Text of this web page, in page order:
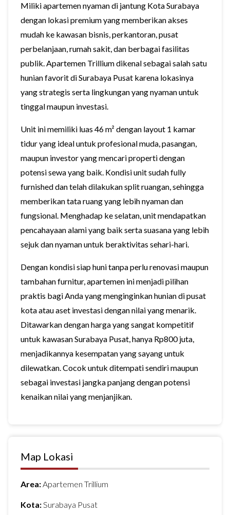
Miliki apartemen nyaman di jantung Kota Surabaya
dengan lokasi premium yang memberikan akses
mudah ke kawasan bisnis, perkantoran, pusat
perbelanjaan, rumah sakit, dan berbagai fasilitas
publik. Apartemen Trillium dikenal sebagai salah satu
hunian favorit di Surabaya Pusat karena lokasinya
yang strategis serta lingkungan yang nyaman untuk
tinggal maupun investasi.
Unit ini memiliki luas 46 m² dengan layout 1 kamar
tidur yang ideal untuk profesional muda, pasangan,
maupun investor yang mencari properti dengan
potensi sewa yang baik. Kondisi unit sudah fully
furnished dan telah dilakukan split ruangan, sehingga
memberikan tata ruang yang lebih nyaman dan
fungsional. Menghadap ke selatan, unit mendapatkan
pencahayaan alami yang baik serta suasana yang lebih
sejuk dan nyaman untuk beraktivitas sehari-hari.
Dengan kondisi siap huni tanpa perlu renovasi maupun
tambahan furnitur, apartemen ini menjadi pilihan
praktis bagi Anda yang menginginkan hunian di pusat
kota atau aset investasi dengan nilai yang menarik.
Ditawarkan dengan harga yang sangat kompetitif
untuk kawasan Surabaya Pusat, hanya Rp800 juta,
menjadikannya kesempatan yang sayang untuk
dilewatkan. Cocok untuk ditempati sendiri maupun
sebagai investasi jangka panjang dengan potensi
kenaikan nilai yang menjanjikan.
Map Lokasi
Area:Apartemen Trillium
Kota:Surabaya Pusat